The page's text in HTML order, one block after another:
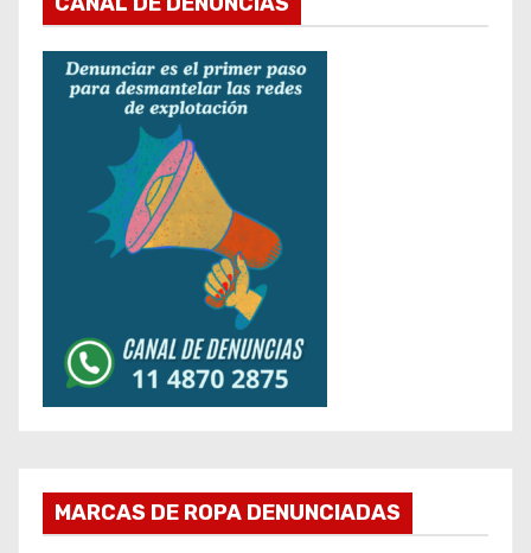
MARCAS DE ROPA DENUNCIADAS